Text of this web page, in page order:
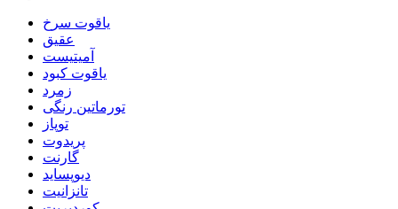
یاقوت سرخ
عقیق
آمیتیست
یاقوت کبود
زمرد
تورماتین رنگی
توپاز
پریدوت
گارنت
دیوپساید
تانزانیت